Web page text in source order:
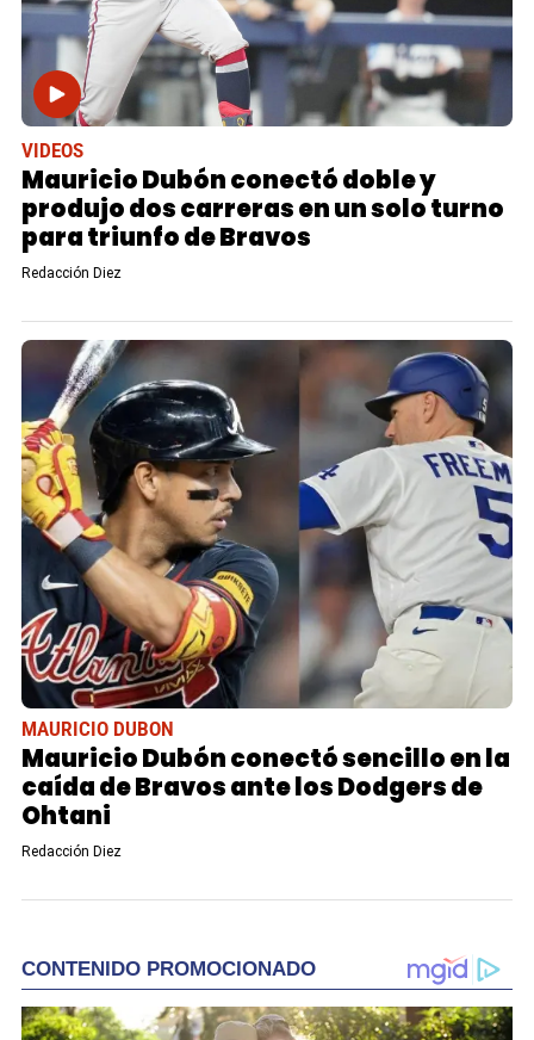
VIDEOS
Mauricio Dubón conectó doble y
produjo dos carreras en un solo turno
para triunfo de Bravos
Redacción Diez
MAURICIO DUBON
Mauricio Dubón conectó sencillo en la
caída de Bravos ante los Dodgers de
Ohtani
Redacción Diez